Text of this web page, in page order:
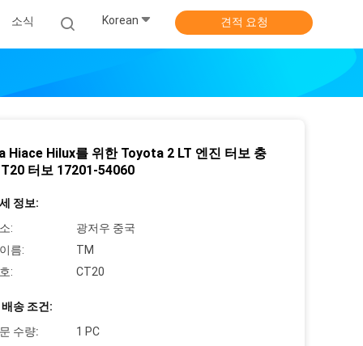
소식 Korean 견적 요청
Hiace Hilux를 위한 Toyota 2 LT 엔진 터보 충
터보 17201-54060
정보:
:
광저우 중국
름:
TM
:
CT20
송 조건:
수량:
1 PC